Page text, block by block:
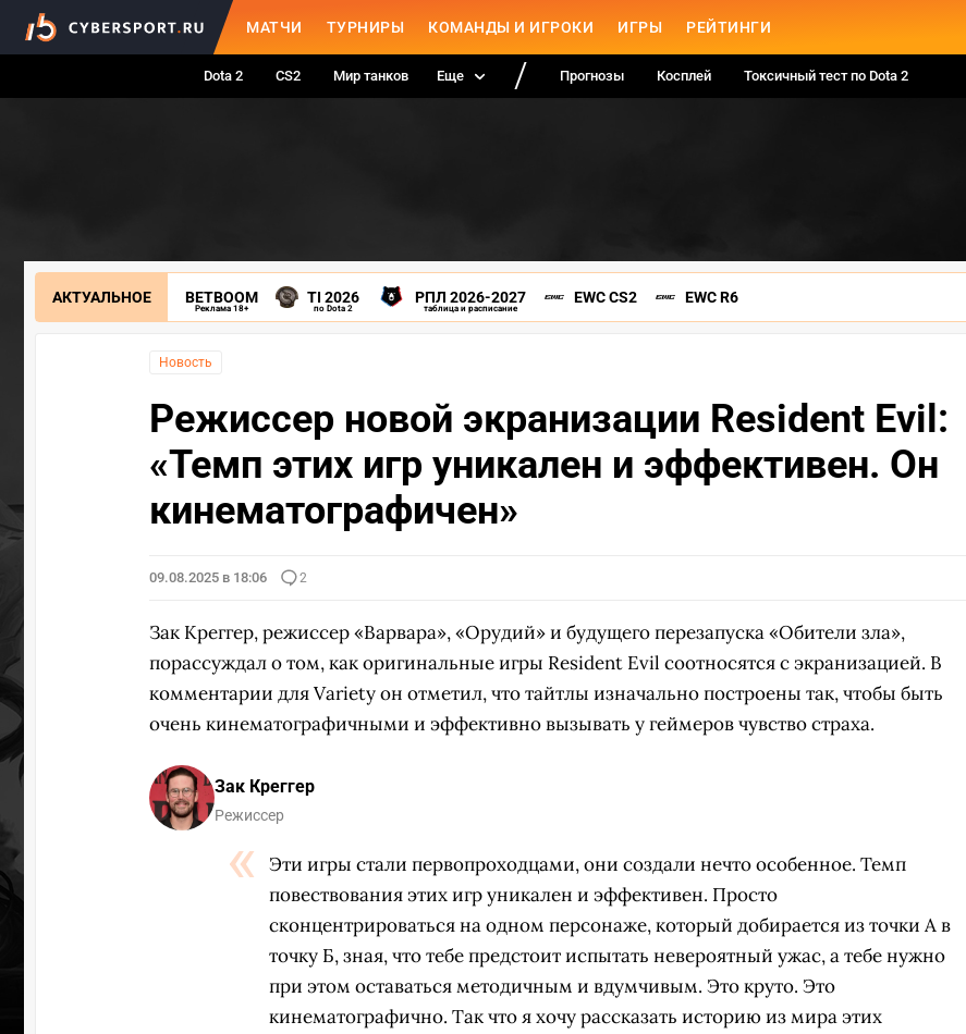
МАТЧИ ТУРНИРЫ КОМАНДЫ И ИГРОКИ ИГРЫ РЕЙТИНГИ
Dota 2 CS2 Мир танков Еще Прогнозы Косплей Токсичный тест по Dota 2
АКТУАЛЬНОЕ BETBOOM
Реклама 18+
TI 2026
по Dota 2
РПЛ 2026-2027
таблица и расписание
EWC CS2 EWC R6
Новость
Режиссер новой экранизации Resident Evil:
«Темп этих игр уникален и эффективен. Он
кинематографичен»
09.08.2025 в 18:06 2
Зак Креггер, режиссер «Варвара», «Орудий» и будущего перезапуска «Обители зла»,
порассуждал о том, как оригинальные игры Resident Evil соотносятся с экранизацией. В
комментарии для Variety он отметил, что тайтлы изначально построены так, чтобы быть
очень кинематографичными и эффективно вызывать у геймеров чувство страха.
Зак Креггер
Режиссер
Эти игры стали первопроходцами, они создали нечто особенное. Темп
повествования этих игр уникален и эффективен. Просто
сконцентрироваться на одном персонаже, который добирается из точки А в
точку Б, зная, что тебе предстоит испытать невероятный ужас, а тебе нужно
при этом оставаться методичным и вдумчивым. Это круто. Это
кинематографично. Так что я хочу рассказать историю из мира этих